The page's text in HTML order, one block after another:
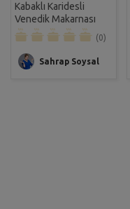
Kabaklı Karidesli
Venedik Makarnası
Tarifi
(0)
Sahrap Soysal